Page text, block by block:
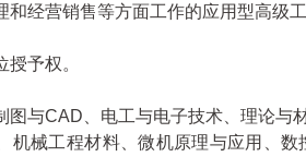
和经营销售等方面工作的应用型高级工
予权。
图与CAD、电工与电子技术、理论与
机械工程材料、微机原理与应用、